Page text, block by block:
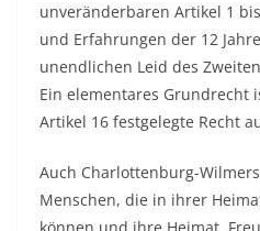
unveränderbaren Artikel 1
und Erfahrungen der 12
unendlichen Leid des
Ein elementares Grundrecht
Artikel 16 festgelegte Recht
Auch Charlottenburg-
Menschen, die in ihrer